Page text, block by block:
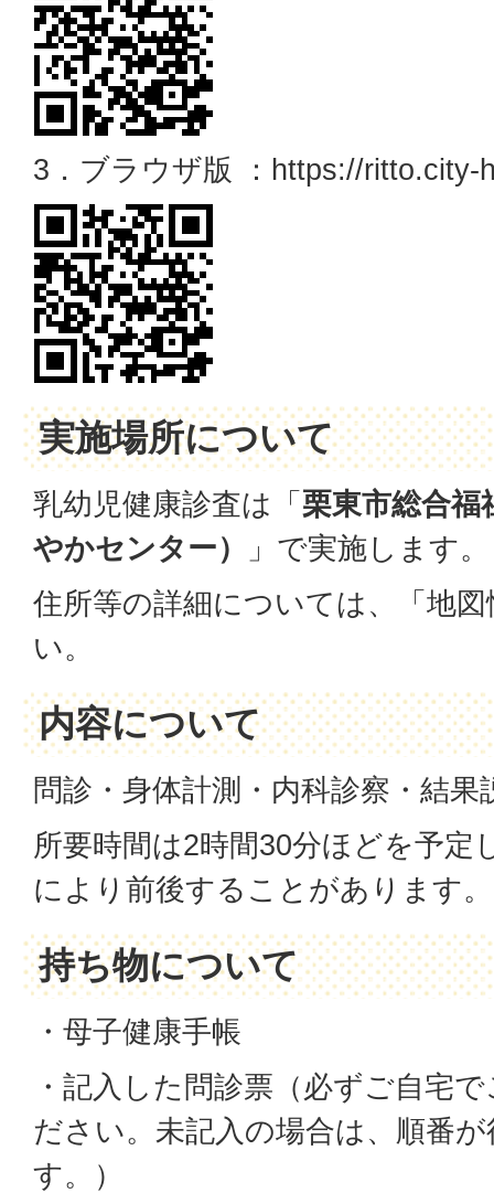
3．ブラウザ版 ：https://ritto.city-
実施場所について
乳幼児健康診査は「 栗東市総合福
やかセンター）
」で実施します。
住所等の詳細については、「地
い。
内容について
問診・身体計測・内科診察・結果
所要時間は2時間30分ほどを予定
により前後することがあります。
持ち物について
・母子健康手帳
・記入した問診票（必ずご自宅
ださい。未記入の場合は、順番
す。）